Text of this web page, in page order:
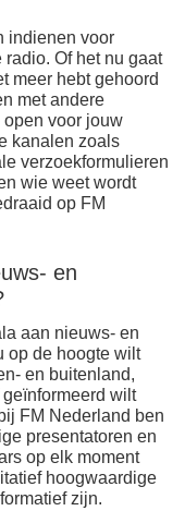
indienen voor
Of het nu gaat
meer hebt gehoord
met andere
open voor jouw
kanalen zoals
verzoekformulieren
wie weet wordt
op FM
en
aan nieuws- en
op de hoogte wilt
en buitenland,
wilt
FM Nederland ben
presentatoren en
op elk moment
hoogwaardige
zijn.